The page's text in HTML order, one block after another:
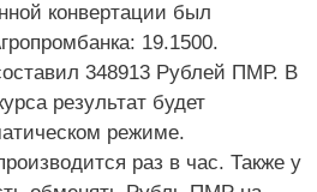
конвертации был
19.1500.
348913 Рублей ПМР. В
результат будет
режиме.
раз в час. Также у